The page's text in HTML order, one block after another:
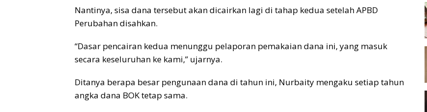
Nantinya, sisa dana tersebut akan dicairkan lagi di tahap kedua setelah APBD
Perubahan disahkan.
“Dasar pencairan kedua menunggu pelaporan pemakaian dana ini, yang masuk
secara keseluruhan ke kami,” ujarnya.
Ditanya berapa besar pengunaan dana di tahun ini, Nurbaity mengaku setiap tahun
angka dana BOK tetap sama.